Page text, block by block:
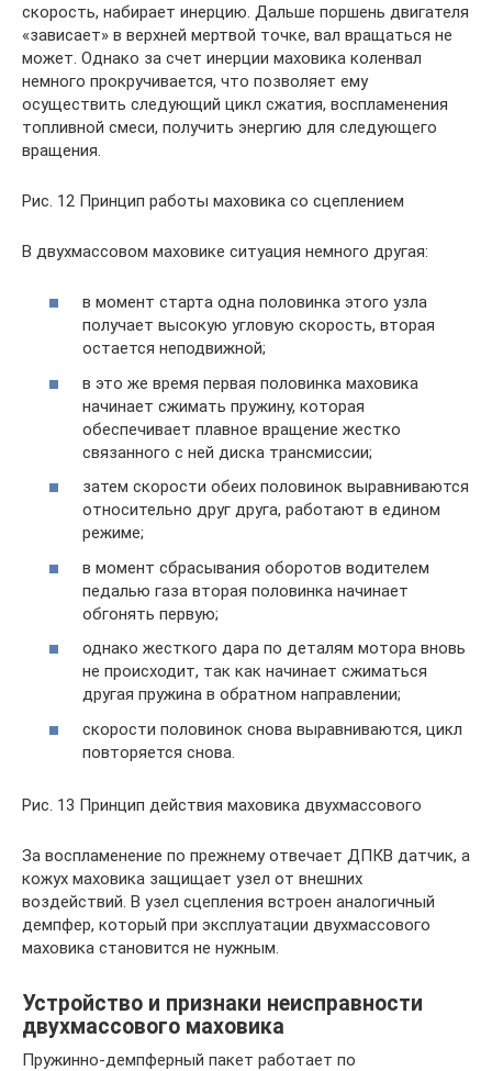
скорость, набирает инерцию. Дальше поршень двигателя
«зависает» в верхней мертвой точке, вал вращаться не
может. Однако за счет инерции маховика коленвал
немного прокручивается, что позволяет ему
осуществить следующий цикл сжатия, воспламенения
топливной смеси, получить энергию для следующего
вращения.
Рис. 12 Принцип работы маховика со сцеплением
В двухмассовом маховике ситуация немного другая:
в момент старта одна половинка этого узла
получает высокую угловую скорость, вторая
остается неподвижной;
в это же время первая половинка маховика
начинает сжимать пружину, которая
обеспечивает плавное вращение жестко
связанного с ней диска трансмиссии;
затем скорости обеих половинок выравниваются
относительно друг друга, работают в едином
режиме;
в момент сбрасывания оборотов водителем
педалью газа вторая половинка начинает
обгонять первую;
однако жесткого дара по деталям мотора вновь
не происходит, так как начинает сжиматься
другая пружина в обратном направлении;
скорости половинок снова выравниваются, цикл
повторяется снова.
Рис. 13 Принцип действия маховика двухмассового
За воспламенение по прежнему отвечает ДПКВ датчик, а
кожух маховика защищает узел от внешних
воздействий. В узел сцепления встроен аналогичный
демпфер, который при эксплуатации двухмассового
маховика становится не нужным.
Устройство и признаки неисправности
двухмассового маховика
Пружинно-демпферный пакет работает по